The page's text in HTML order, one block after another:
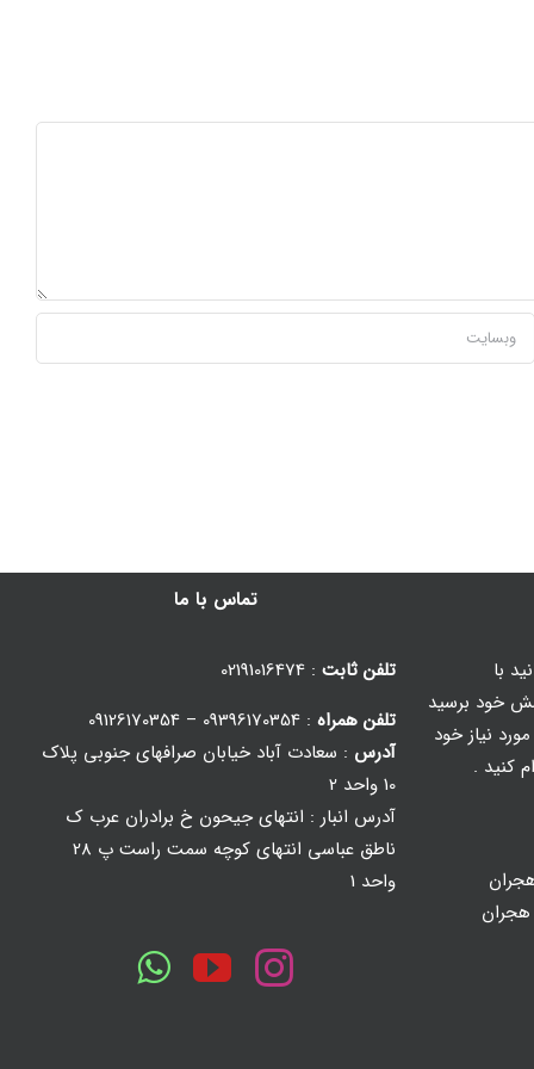
با
خود برسید
نیاز خود
کنید .
تماس با ما
تلفن ثابت : 02191016474
تلفن همراه : 09396170354 – 09126170354
آدرس : سعادت آباد خیابان صرافهای جنوبی پلاک
10 واحد 2
آدرس انبار : انتهای جیحون خ برادران عرب ک
ناطق عباسی انتهای کوچه سمت راست پ 28
واحد 1